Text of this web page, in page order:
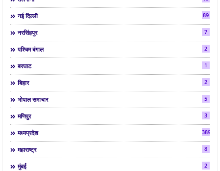
नई दिल्ली 89
नरसिंहपुर 7
पश्चिम बंगाल 2
बरघाट 1
बिहार 2
भोपाल समाचार 5
मणिपुर 3
मध्यप्रदेश 3892
महाराष्ट्र 8
मुंबई 2